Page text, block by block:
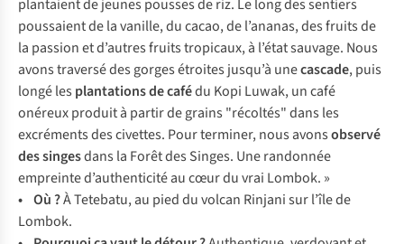
plantaient de jeunes pousses de riz. Le long des sentiers
poussaient de la vanille, du cacao, de l’ananas, des fruits de
la passion et d’autres fruits tropicaux, à l’état sauvage. Nous
avons traversé des gorges étroites jusqu’à unecascade, puis
longé les plantations de cafédu Kopi Luwak, un café
onéreux produit à partir de grains "récoltés" dans les
excréments des civettes. Pour terminer, nous avonsobservé
des singesdans la Forêt des Singes. Une randonnée
empreinte d’authenticité au cœur du vrai Lombok. »
• Où ?À Tetebatu, au pied du volcan Rinjani sur l’île de
Lombok.